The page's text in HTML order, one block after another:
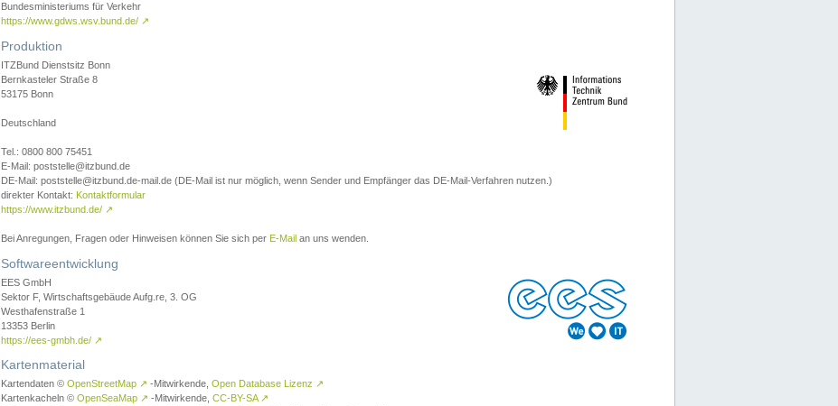
Bundesministeriums für Verkehr
https://www.gdws.wsv.bund.de/ ↗
Produktion
ITZBund Dienstsitz Bonn
Bernkasteler Straße 8
53175 Bonn
Deutschland
Tel.: 0800 800 75451
E-Mail: poststelle@itzbund.de
DE-Mail: poststelle@itzbund.de-mail.de (DE-Mail ist nur möglich, wenn Sender und Empfänger das DE-Mail-Verfahren nutzen.)
direkter Kontakt: Kontaktformular
https://www.itzbund.de/ ↗
Bei Anregungen, Fragen oder Hinweisen können Sie sich per E-Mail an uns wenden.
Softwareentwicklung
EES GmbH
Sektor F, Wirtschaftsgebäude Aufg.re, 3. OG
Westhafenstraße 1
13353 Berlin
https://ees-gmbh.de/ ↗
Kartenmaterial
Kartendaten © OpenStreetMap ↗ -Mitwirkende, Open Database Lizenz ↗
Kartenkacheln © OpenSeaMap ↗ -Mitwirkende, CC-BY-SA ↗